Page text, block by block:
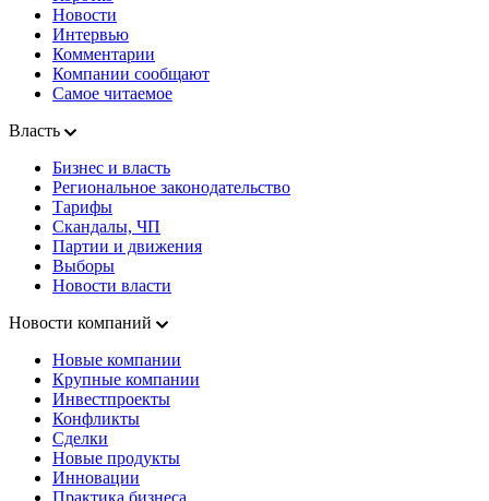
Новости
Интервью
Комментарии
Компании сообщают
Самое читаемое
Власть
Бизнес и власть
Региональное законодательство
Тарифы
Скандалы, ЧП
Партии и движения
Выборы
Новости власти
Новости компаний
Новые компании
Крупные компании
Инвестпроекты
Конфликты
Сделки
Новые продукты
Инновации
Практика бизнеса